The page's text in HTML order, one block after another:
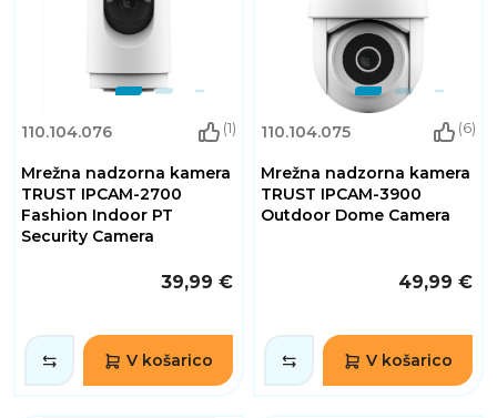
110.104.076 (1)
Mrežna nadzorna kamera
TRUST IPCAM-2700
Fashion Indoor PT
Security Camera
39,99 €
V košarico
110.104.075 (6)
Mrežna nadzorna kamera
TRUST IPCAM-3900
Outdoor Dome Camera
49,99 €
V košarico